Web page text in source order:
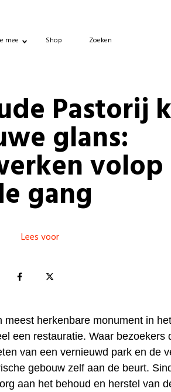
mee Shop Zoeken
Pastorij
glans:
volop
gang
Lees voor
herkenbare monument in
een restauratie. Waar bezoekers
van een vernieuwd park en de
gebouw zelf aan de beurt.
aan het behoud en herstel van